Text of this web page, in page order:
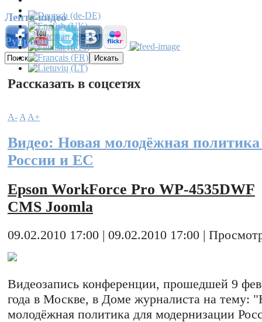
Пресса
Лента видео
Рубрики
Рассказать в соцсетях
A- A A+
Видео: Новая молодёжная
России и ЕС
Epson WorkForce Pro WP-4535DWF
CMS Joomla
09.02.2010 17:00 | 09.02.2010 17:00 |
Видеозапись конференции, прошедшей 9
года в Москве, в Доме журналиста на тему:
молодёжная политика для модернизации